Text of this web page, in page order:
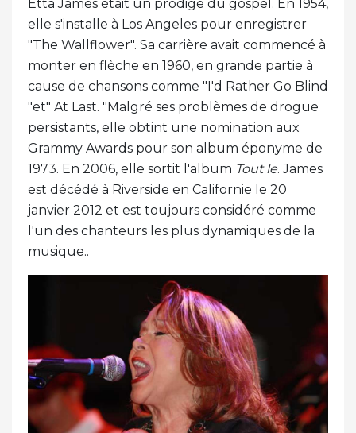
Etta James était un prodige du gospel. En 1954,
elle s'installe à Los Angeles pour enregistrer
"The Wallflower". Sa carrière avait commencé à
monter en flèche en 1960, en grande partie à
cause de chansons comme "I'd Rather Go Blind
"et" At Last. "Malgré ses problèmes de drogue
persistants, elle obtint une nomination aux
Grammy Awards pour son album éponyme de
1973. En 2006, elle sortit l'album Tout le. James
est décédé à Riverside en Californie le 20
janvier 2012 et est toujours considéré comme
l'un des chanteurs les plus dynamiques de la
musique..